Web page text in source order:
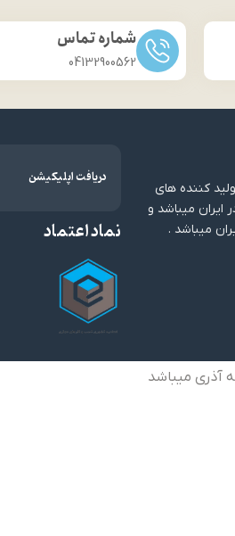
شماره تماس
04132900562
کننده های
ایران میباشد و
میباشد .
دریافت اپلیکیشن
نماد اعتماد
آذری میباشد